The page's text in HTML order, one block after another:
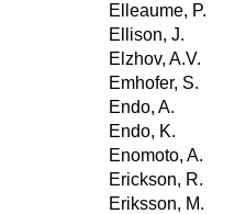
Elleaume, P.
Ellison, J.
Elzhov, A.V.
Emhofer, S.
Endo, A.
Endo, K.
Enomoto, A.
Erickson, R.
Eriksson, M.